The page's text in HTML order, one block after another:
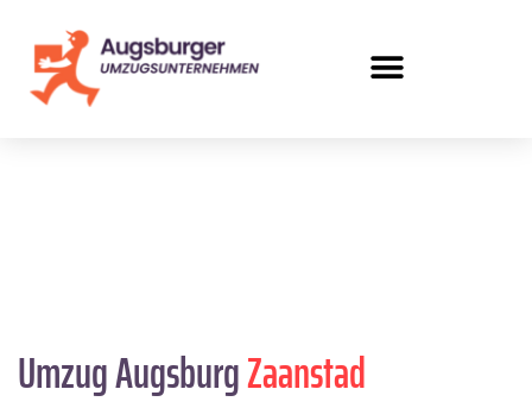
Umzug AugsburgZaanstad